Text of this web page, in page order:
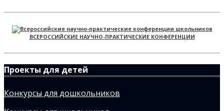
ВСЕРОССИЙСКИЕ НАУЧНО-ПРАКТИЧЕСКИЕ КОНФЕРЕНЦИИ
Проекты для детей
Конкурсы для дошкольников